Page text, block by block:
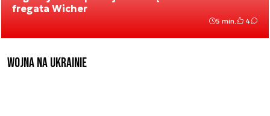
fregata Wicher
5 min. 4
Wojna na Ukrainie